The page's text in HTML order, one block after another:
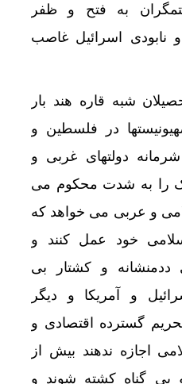
به فتح و ظفر
نابودی اسرائیل غاصب
شبه قاره هند بار
در فلسطین و
دولتهای غربی و
را به شدت محکوم می
و عربی می خواهد که
خود عمل کنند و
ددمنشانه و کشتار بی
و آمریکا و دیگر
گسترده اقتصادی و
اجازه ندهند بیش از
بی گناه کشته شوند و